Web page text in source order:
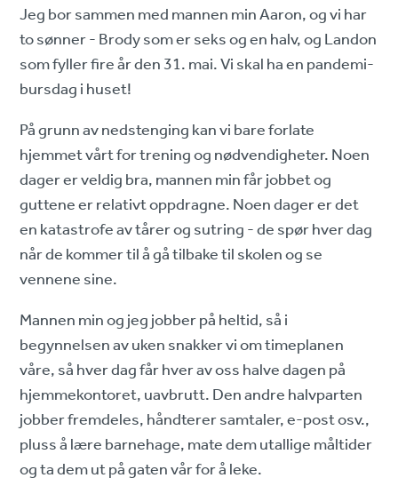
Jeg bor sammen med mannen min Aaron, og vi har
to sønner - Brody som er seks og en halv, og Landon
som fyller fire år den 31. mai. Vi skal ha en pandemi-
bursdag i huset!
På grunn av nedstenging kan vi bare forlate
hjemmet vårt for trening og nødvendigheter. Noen
dager er veldig bra, mannen min får jobbet og
guttene er relativt oppdragne. Noen dager er det
en katastrofe av tårer og sutring - de spør hver dag
når de kommer til å gå tilbake til skolen og se
vennene sine.
Mannen min og jeg jobber på heltid, så i
begynnelsen av uken snakker vi om timeplanen
våre, så hver dag får hver av oss halve dagen på
hjemmekontoret, uavbrutt. Den andre halvparten
jobber fremdeles, håndterer samtaler, e-post osv.,
pluss å lære barnehage, mate dem utallige måltider
og ta dem ut på gaten vår for å leke.